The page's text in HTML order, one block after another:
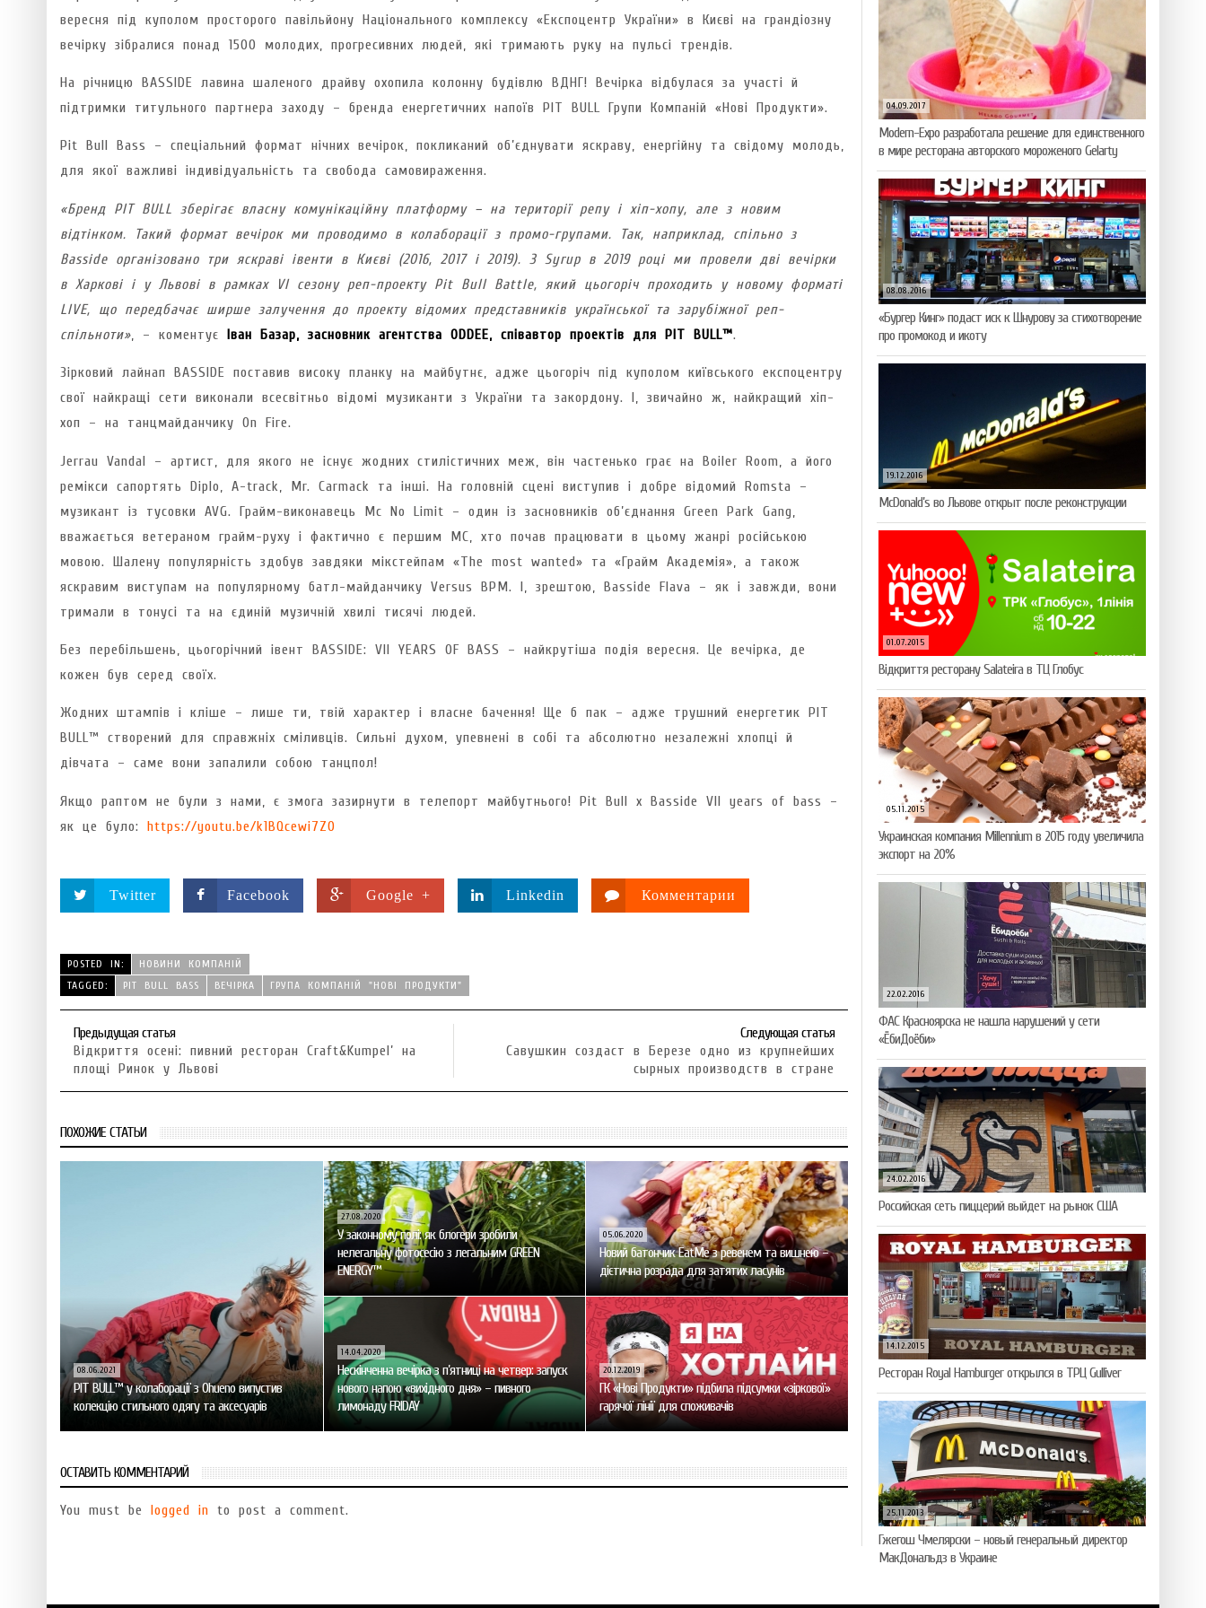
вересня під куполом просторого павільйону Національного комплексу «Експоцентр України» в Києві на грандіозну
вечірку зібралися понад 1500 молодих, прогресивних людей, які тримають руку на пульсі трендів.
На річницю BASSIDE лавина шаленого драйву охопила колонну будівлю ВДНГ! Вечірка відбулася за участі й
підтримки титульного партнера заходу – бренда енергетичних напоїв PIT BULL Групи Компаній «Нові Продукти».
Pit Bull Bass – спеціальний формат нічних вечірок, покликаний об’єднувати яскраву, енергійну та свідому молодь,
для якої важливі індивідуальність та свобода самовираження.
«Бренд PIT BULL зберігає власну комунікаційну платформу – на території репу і хіп-хопу, але з новим
відтінком. Такий формат вечірок ми проводимо в колаборації з промо-групами. Так, наприклад, спільно з
Basside організовано три яскраві івенти в Києві (2016, 2017 і 2019). З Syrup в 2019 році ми провели дві вечірки
в Харкові і у Львові в рамках VI сезону реп-проекту Pit Bull Battle, який цьогоріч проходить у новому форматі
LIVE, що передбачає ширше залучення до проекту відомих представників української та зарубіжної реп-
спільноти», – коментує Іван Базар, засновник агентства ODDEE, співавтор проектів для PIT BULL™.
Зірковий лайнап BASSIDE поставив високу планку на майбутнє, адже цьогоріч під куполом київського експоцентру
свої найкращі сети виконали всесвітньо відомі музиканти з України та закордону. І, звичайно ж, найкращий хіп-
хоп – на танцмайданчику On Fire.
Jerrau Vandal – артист, для якого не існує жодних стилістичних меж, він частенько грає на Boiler Room, а його
ремікси сапортять Diplo, A-track, Mr. Carmack та інші. На головній сцені виступив і добре відомий Romsta –
музикант із тусовки AVG. Грайм-виконавець Mc No Limit – один із засновників об’єднання Green Park Gang,
вважається ветераном грайм-руху і фактично є першим МС, хто почав працювати в цьому жанрі російською
мовою. Шалену популярність здобув завдяки мікстейпам «The most wanted» та «Грайм Академія», а також
яскравим виступам на популярному батл-майданчику Versus BPM. І, зрештою, Basside Flava – як і завжди, вони
тримали в тонусі та на єдиній музичній хвилі тисячі людей.
Без перебільшень, цьогорічний івент BASSIDE: VII YEARS OF BASS – найкрутіша подія вересня. Це вечірка, де
кожен був серед своїх.
Жодних штампів і кліше – лише ти, твій характер і власне бачення! Ще б пак – адже трушний енергетик PIT
BULL™ створений для справжніх сміливців. Сильні духом, упевнені в собі та абсолютно незалежні хлопці й
дівчата – саме вони запалили собою танцпол!
Якщо раптом не були з нами, є змога зазирнути в телепорт майбутнього! Pit Bull x Basside VII years of bass –
як це було: https://youtu.be/k1BQcewi7Z0
Twitter Facebook Google + Linkedin Комментарии
POSTED IN:
НОВИНИ КОМПАНІЙ
TAGGED:
PIT BULL BASS ВЕЧІРКА ГРУПА КОМПАНІЙ "НОВІ ПРОДУКТИ"
Предыдущая статья
Відкриття осені: пивний ресторан Craft&Kumpel’ на
площі Ринок у Львові
Следующая статья
Савушкин создаст в Березе одно из крупнейших
сырных производств в стране
ПОХОЖИЕ СТАТЬИ
08.06.2021
PIT BULL™ у колаборації з Ohueno випустив
колекцію стильного одягу та аксесуарів
27.08.2020
У законному полі: як блогери зробили
нелегальну фотосесію з легальним GREEN
ENERGY™
05.06.2020
Новий батончик EatMe з ревенем та вишнею –
дієтична розрада для затятих ласунів
14.04.2020
Нескінченна вечірка з п’ятниці на четвер: запуск
нового напою «вихідного дня» – пивного
лимонаду FRIDAY
20.12.2019
ГК «Нові Продукти» підбила підсумки «зіркової»
гарячої лінії для споживачів
ОСТАВИТЬ КОММЕНТАРИЙ
You must be logged in to post a comment.
04.09.2017
Modern-Expo разработала решение для единственного
в мире ресторана авторского мороженого Gelarty
08.08.2016
«Бургер Кинг» подаст иск к Шнурову за стихотворение
про промокод и икоту
19.12.2016
McDonald’s во Львове открыт после реконструкции
01.07.2015
Відкриття ресторану Salateirа в ТЦ Глобус
05.11.2015
Украинская компания Millennium в 2015 году увеличила
экспорт на 20%
22.02.2016
ФАС Красноярска не нашла нарушений у сети
«ЁбиДоёби»
24.02.2016
Российская сеть пиццерий выйдет на рынок США
14.12.2015
Ресторан Royal Hamburger открылся в ТРЦ Gulliver
25.11.2013
Гжегош Чмелярски – новый генеральный директор
МакДональдз в Украине